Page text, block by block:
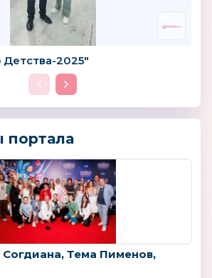
2025"
портала
Тема Пименов,